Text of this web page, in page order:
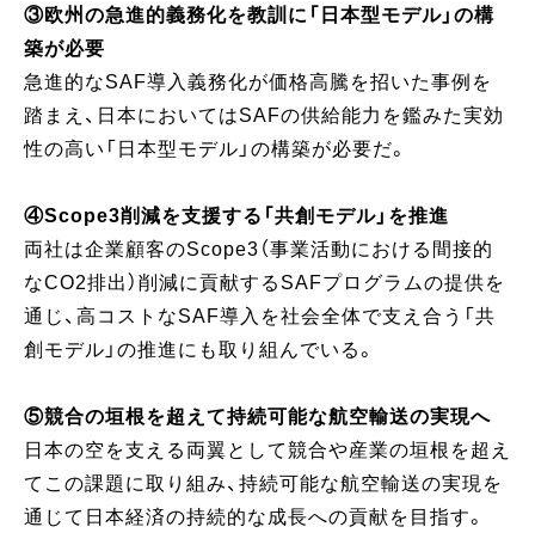
③欧州の急進的義務化を教訓に「日本型モデル」の構
築が必要
急進的なSAF導入義務化が価格高騰を招いた事例を
踏まえ、日本においてはSAFの供給能力を鑑みた実効
性の高い「日本型モデル」の構築が必要だ。
④Scope3削減を支援する「共創モデル」を推進
両社は企業顧客のScope3（事業活動における間接的
なCO2排出）削減に貢献するSAFプログラムの提供を
通じ、高コストなSAF導入を社会全体で支え合う「共
創モデル」の推進にも取り組んでいる。
⑤競合の垣根を超えて持続可能な航空輸送の実現へ
日本の空を支える両翼として競合や産業の垣根を超え
てこの課題に取り組み、持続可能な航空輸送の実現を
通じて日本経済の持続的な成長への貢献を目指す。